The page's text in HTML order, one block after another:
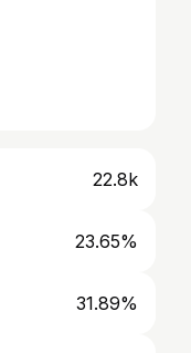
22.8k
23.65%
31.89%